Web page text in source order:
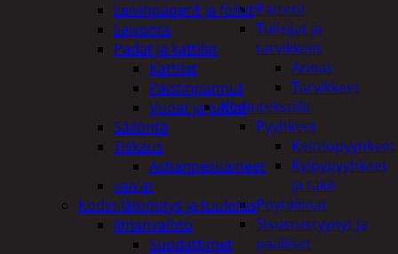
Patterit
Tulisijat ja
tarvikkeet
Arinat
Tarvikkeet
Kodintekstiilit
Pyyhkeet
Keittiöpyyhkeet
Kylpypyyhkeet
ja takit
Pöytäliinat
Sisustustyynyt ja
päälliset
Leivinpaperit ja foliot
Leivonta
Padat ja kattilat
Kattilat
Paistinpannut
Vuoat ja padat
Säilöntä
Tiskaus
Astianpesuaineet
vaa'at
Kodin lämmitys ja tuuletus
Ilmanvaihto
Suodattimet